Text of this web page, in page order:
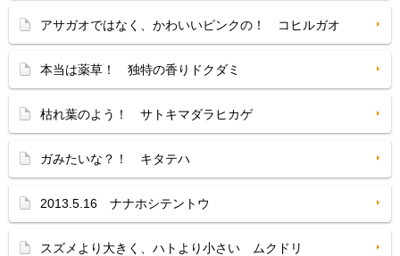
アサガオではなく、かわいいピンクの！ コヒルガオ
本当は薬草！ 独特の香りドクダミ
枯れ葉のよう！ サトキマダラヒカゲ
ガみたいな？！ キタテハ
2013.5.16 ナナホシテントウ
スズメより大きく、ハトより小さい ムクドリ